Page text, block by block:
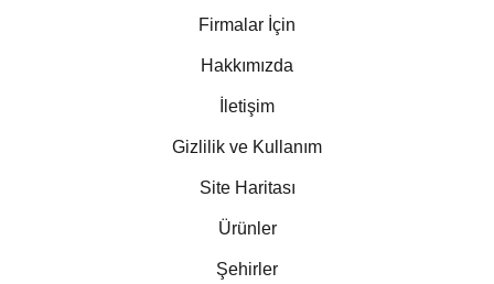
Firmalar İçin
Hakkımızda
İletişim
Gizlilik ve Kullanım
Site Haritası
Ürünler
Şehirler